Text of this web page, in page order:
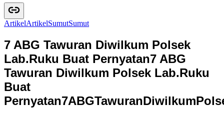
ArtikelArtikelSumutSumut
7 ABG Tawuran Diwilkum Polsek
Lab.Ruku Buat Pernyatan7 ABG
Tawuran Diwilkum Polsek Lab.Ruku
Buat
Pernyatan7ABGTawuranDiwilkumPols